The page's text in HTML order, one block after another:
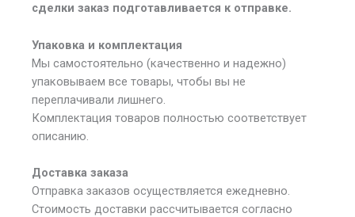
сделки заказ подготавливается к отправке.
Упаковка и комплектация
Мы самостоятельно (качественно и надежно)
упаковываем все товары, чтобы вы не
переплачивали лишнего.
Комплектация товаров полностью соответствует
описанию.
Доставка заказа
Отправка заказов осуществляется ежедневно.
Стоимость доставки рассчитывается согласно